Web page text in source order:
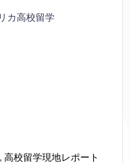
カ高校留学
, 高校留学現地レポート